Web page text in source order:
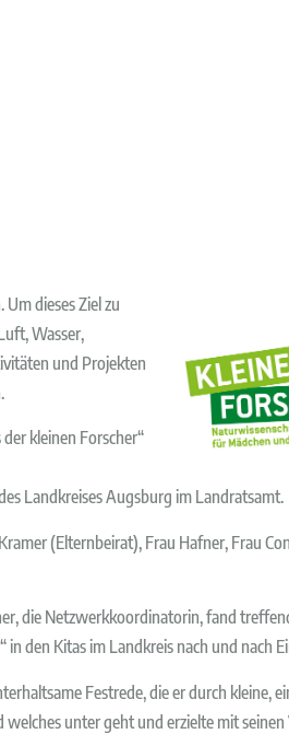
dieses Ziel zu
Wasser,
und Projekten
kleinen Forscher“
Landkreises Augsburg im Landratsamt.
(Elternbeirat), Frau Hafner, Frau
die Netzwerkkoordinatorin, fand
in den Kitas im Landkreis nach und nach
Festrede, die er durch kleine,
unter geht und erzielte mit